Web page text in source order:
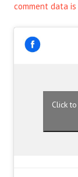
comment data is
Click